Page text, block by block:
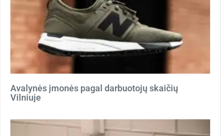
Avalynės įmonės pagal darbuotojų skaičių
Vilniuje